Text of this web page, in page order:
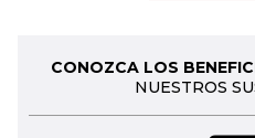
CONOZCA LOS
NUESTROS